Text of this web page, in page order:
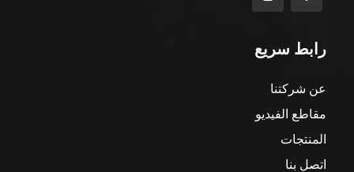
رابط سريع
عن شركتنا
مقاطع الفيديو
المنتجات
اتصل بنا